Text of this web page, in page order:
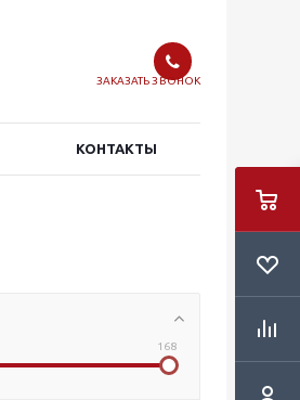
ЗАКАЗАТЬ ЗВОНОК
КОНТАКТЫ
168